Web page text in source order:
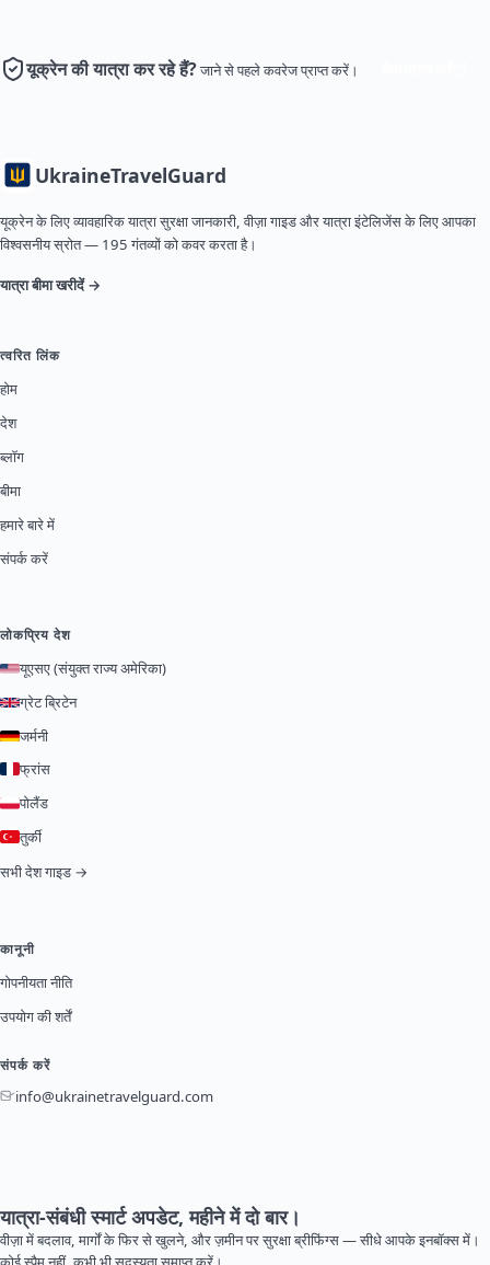
यूक्रेन की यात्रा कर रहे हैं?जाने से पहले कवरेज प्राप्त करें।
UkraineTravelGuard
यूक्रेन के लिए व्यावहारिक यात्रा सुरक्षा जानकारी, वीज़ा गाइड और यात्रा इंटेलिजेंस के लिए आपका
विश्वसनीय स्रोत — 195 गंतव्यों को कवर करता है।
यात्रा बीमा खरीदें →
त्वरित लिंक
होम
देश
ब्लॉग
बीमा
हमारे बारे में
संपर्क करें
लोकप्रिय देश
यूएसए (संयुक्त राज्य अमेरिका)
ग्रेट ब्रिटेन
जर्मनी
फ्रांस
पोलैंड
तुर्की
सभी देश गाइड →
कानूनी
गोपनीयता नीति
उपयोग की शर्तें
संपर्क करें
info@ukrainetravelguard.com
यात्रा-संबंधी स्मार्ट अपडेट, महीने में दो बार।
वीज़ा में बदलाव, मार्गों के फिर से खुलने, और ज़मीन पर सुरक्षा ब्रीफिंग्स — सीधे आपके इनबॉक्स में।